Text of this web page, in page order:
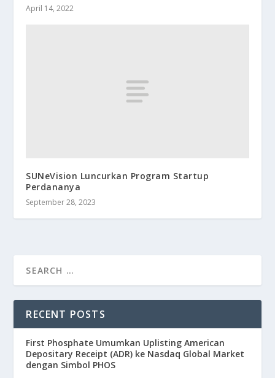
April 14, 2022
SUNeVision Luncurkan Program Startup
Perdananya
September 28, 2023
RECENT POSTS
First Phosphate Umumkan Uplisting American
Depositary Receipt (ADR) ke Nasdaq Global Market
dengan Simbol PHOS